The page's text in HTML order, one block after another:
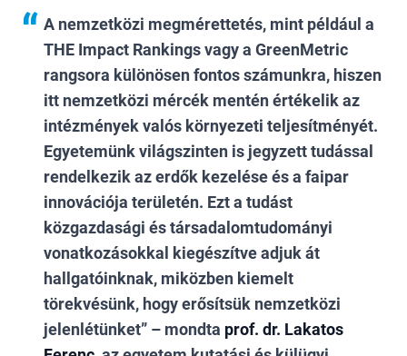
A nemzetközi megmérettetés, mint például a
THE Impact Rankings vagy a GreenMetric
rangsora különösen fontos számunkra, hiszen
itt nemzetközi mércék mentén értékelik az
intézmények valós környezeti teljesítményét.
Egyetemünk világszinten is jegyzett tudással
rendelkezik az erdők kezelése és a faipar
innovációja területén. Ezt a tudást
közgazdasági és társadalomtudományi
vonatkozásokkal kiegészítve adjuk át
hallgatóinknak, miközben kiemelt
törekvésünk, hogy erősítsük nemzetközi
jelenlétünket” – mondta prof. dr. Lakatos